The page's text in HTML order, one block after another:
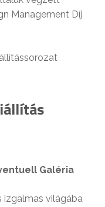
Management Díj
Galéria
izgalmas világába